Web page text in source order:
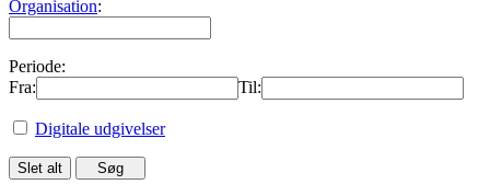
Organisation:
Periode:
Fra:
Til:
Digitale udgivelser